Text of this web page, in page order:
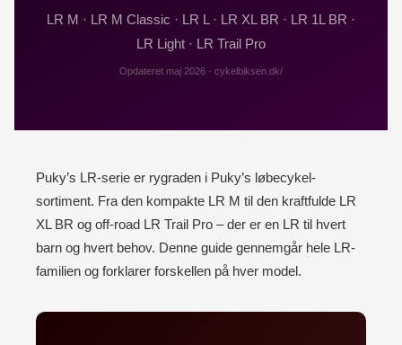
LR M · LR M Classic · LR L · LR XL BR · LR 1L BR ·
LR Light · LR Trail Pro
Opdateret maj 2026 · cykelbiksen.dk/
Puky’s LR-serie er rygraden i Puky’s løbecykel-
sortiment. Fra den kompakte LR M til den kraftfulde LR
XL BR og off-road LR Trail Pro – der er en LR til hvert
barn og hvert behov. Denne guide gennemgår hele LR-
familien og forklarer forskellen på hver model.